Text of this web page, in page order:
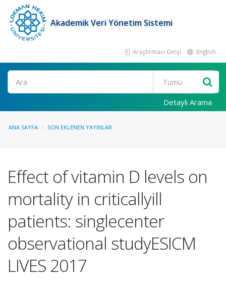
Akademik Veri Yönetim Sistemi
Araştırmacı Girişi English
Ara
Detaylı Arama
ANA SAYFA SON EKLENEN YAYINLAR
Effect of vitamin D levels on
mortality in criticallyill
patients: singlecenter
observational studyESICM
LIVES 2017